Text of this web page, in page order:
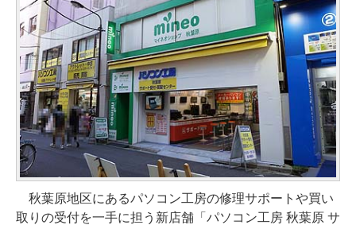
秋葉原地区にあるパソコン工房の修理サポートや買い
取りの受付を一手に担う新店舗「パソコン工房 秋葉原 サ